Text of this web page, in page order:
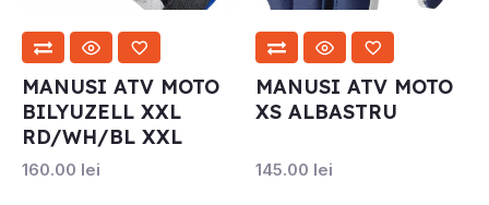
MANUSI ATV MOTO
BILYUZELL XXL
RD/WH/BL XXL
160.00 lei
MANUSI ATV MOTO
XS ALBASTRU
145.00 lei